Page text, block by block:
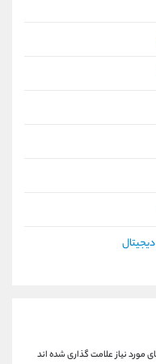
نیاز علامت گذاری شده اند